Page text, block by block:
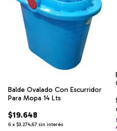
Balde Ovalado Con Escurridor
Para Mopa 14 Lts
$19.648
6 x $3.274,67 sin interés